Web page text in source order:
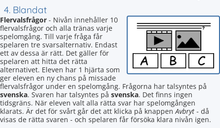
4. Blandat
Flervalsfrågor - Nivån innehåller 10
flervalsfrågor och alla tränas varje
spelomgång. Till varje fråga får
spelaren tre svarsalternativ. Endast
ett av dessa är rätt. Det gäller för
spelaren att hitta det rätta
alternativet. Eleven har 1 hjärta som
ger eleven en ny chans på missade
flervalsfrågor under en spelomgång. Frågorna har talsyntes på
svenska. Svaren har talsyntes på svenska. Det finns ingen
tidsgräns. När eleven valt alla rätta svar har spelomgången
klarats. Är det för svårt går det att klicka på knappenAvbryt - då
visas de rätta svaren - och spelaren får försöka klara nivån igen.